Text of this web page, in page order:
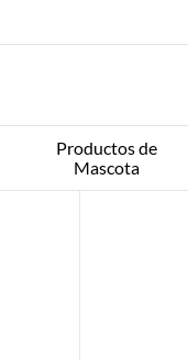
Productos de
Mascota